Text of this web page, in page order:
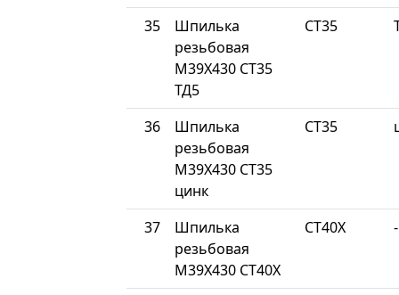
35
Шпилька
резьбовая
М39Х430 СТ35
ТД5
СТ35
36
Шпилька
резьбовая
М39Х430 СТ35
цинк
СТ35
37
Шпилька
резьбовая
М39Х430 СТ40Х
СТ40Х -